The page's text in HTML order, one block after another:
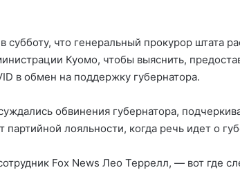
что генеральный прокурор штата
Куомо, чтобы выяснить,
в обмен на поддержку губернатора.
обвинения губернатора,
партийной лояльности, когда речь идет о
Fox News Лео Террелл, — вот где